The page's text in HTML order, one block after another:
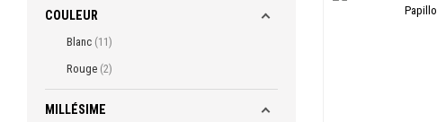
COULEUR
Blanc 11
Rouge 2
MILLÉSIME